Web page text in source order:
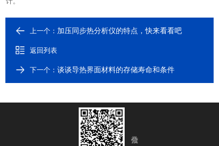
上一个： 加压同步热分析仪的特点，快来看看吧
返回列表
下一个：谈谈导热界面材料的存储寿命和条件